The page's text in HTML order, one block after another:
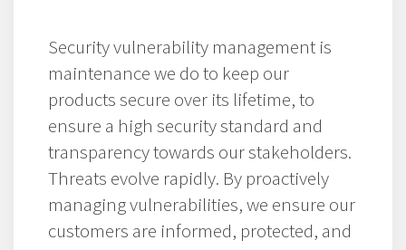
Security vulnerability management is
maintenance we do to keep our
products secure over its lifetime, to
ensure a high security standard and
transparency towards our stakeholders.
Threats evolve rapidly. By proactively
managing vulnerabilities, we ensure our
customers are informed, protected, and